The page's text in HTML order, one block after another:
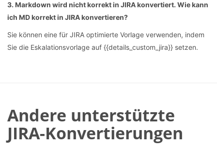
3. Markdown wird nicht korrekt in JIRA konvertiert. Wie kann
ich MD korrekt in JIRA konvertieren?
Sie können eine für JIRA optimierte Vorlage verwenden, indem
Sie die Eskalationsvorlage auf {{details_custom_jira}} setzen.
Andere unterstützte
JIRA-Konvertierungen